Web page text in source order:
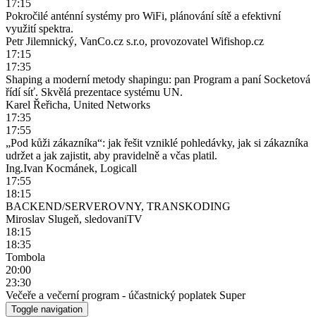
17:15
Pokročilé anténní systémy pro WiFi, plánování sítě a efektivní
využití spektra.
Petr Jilemnický, VanCo.cz s.r.o, provozovatel Wifishop.cz
17:15
17:35
Shaping a moderní metody shapingu: pan Program a paní Socketová
řídí síť. Skvělá prezentace systému UN.
Karel Řeřicha, United Networks
17:35
17:55
„Pod kůži zákazníka“: jak řešit vzniklé pohledávky, jak si zákazníka
udržet a jak zajistit, aby pravidelně a včas platil.
Ing.Ivan Kocmánek, Logicall
17:55
18:15
BACKEND/SERVEROVNY, TRANSKODING
Miroslav Slugeň, sledovaniTV
18:15
18:35
Tombola
20:00
23:30
Večeře a večerní program - účastnický poplatek Super
Toggle navigation